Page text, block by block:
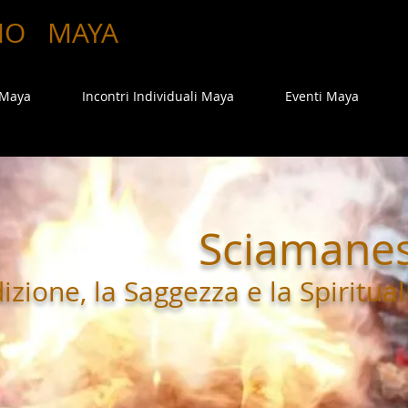
MAYA
Incontri Individuali Maya Eventi Maya
la Saggezza e la